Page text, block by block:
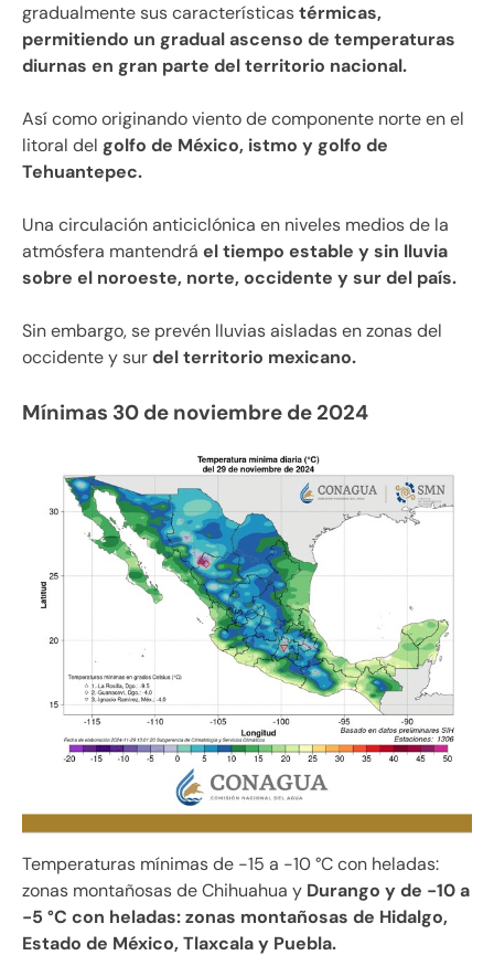
gradualmente sus característicastérmicas,
permitiendo un gradual ascenso de temperaturas
diurnas en gran parte del territorio nacional.
Así como originando viento de componente norte en el
litoral del golfo de México, istmo y golfo de
Tehuantepec.
Una circulación anticiclónica en niveles medios de la
atmósfera mantendrá el tiempo estable y sin lluvia
sobre el noroeste, norte, occidente y sur del país.
Sin embargo, se prevén lluvias aisladas en zonas del
occidente y surdel territorio mexicano.
Mínimas 30 de noviembre de 2024
Temperaturas mínimas de -15 a -10 °C con heladas:
zonas montañosas de Chihuahua y Durango y de -10 a
-5 °C con heladas: zonas montañosas de Hidalgo,
Estado de México, Tlaxcala y Puebla.